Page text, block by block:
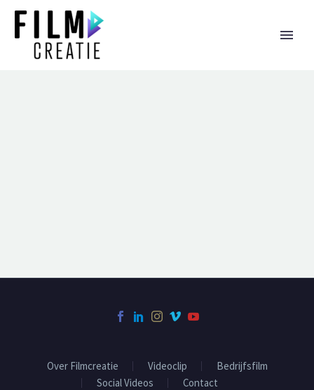
Over Filmcreatie Videoclip
Bedrijfsfilm
Social Videos
Contact